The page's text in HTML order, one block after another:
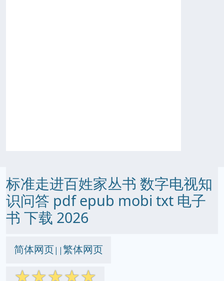
标准走进百姓家丛书 数字电视知
识问答 pdf epub mobi txt 电子
书 下载 2026
简体网页||繁体网页